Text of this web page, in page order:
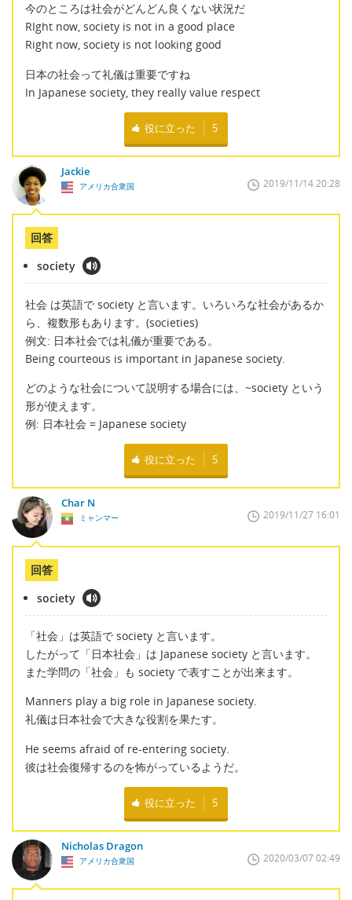
今のところは社会がどんどん良くない状況だ
RIght now, society is not in a good place
Right now, society is not looking good
日本の社会って礼儀は重要ですね
In Japanese society, they really value respect
役に立った 5
Jackie
アメリカ合衆国 2019/11/14 20:28
回答
society
社会 は英語で society と言います。いろいろな社会があるか
ら、複数形もあります。(societies)
例文: 日本社会では礼儀が重要である。
Being courteous is important in Japanese society.
どのような社会について説明する場合には、~society という
形が使えます。
例: 日本社会 = Japanese society
役に立った 5
Char N
ミャンマー 2019/11/27 16:01
回答
society
「社会」は英語で society と言います。
したがって「日本社会」は Japanese society と言います。
また学問の「社会」も society で表すことが出来ます。
Manners play a big role in Japanese society.
礼儀は日本社会で大きな役割を果たす。
He seems afraid of re-entering society.
彼は社会復帰するのを怖がっているようだ。
役に立った 5
Nicholas Dragon
アメリカ合衆国 2020/03/07 02:49